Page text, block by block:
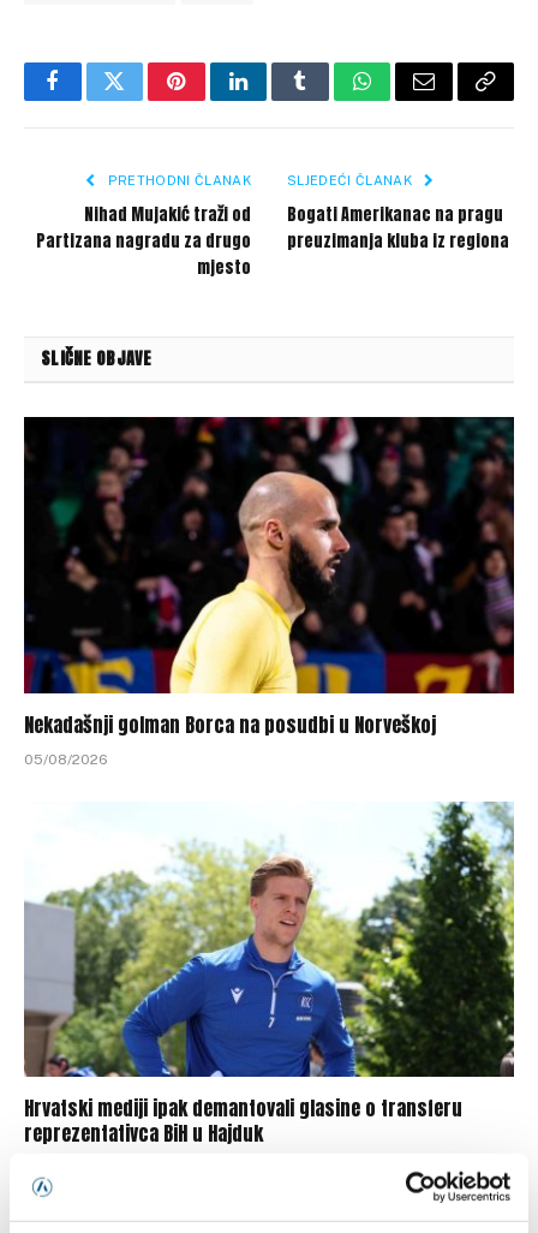
FacebookTwitterPinterestLinkedInTumblrWhatsApp
Email Copy
PRETHODNI ČLANAK
Nihad Mujakić traži od
Partizana nagradu za drugo
mjesto
SLJEDEĆI ČLANAK
Bogati Amerikanac na pragu
preuzimanja kluba iz regiona
SLIČNE OBJAVE
Nekadašnji golman Borca na posudbi u Norveškoj
05/08/2026
Hrvatski mediji ipak demantovali glasine o transferu
reprezentativca BiH u Hajduk